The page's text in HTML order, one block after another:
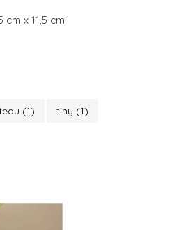
cm x 11,5 cm
(1) tiny (1)